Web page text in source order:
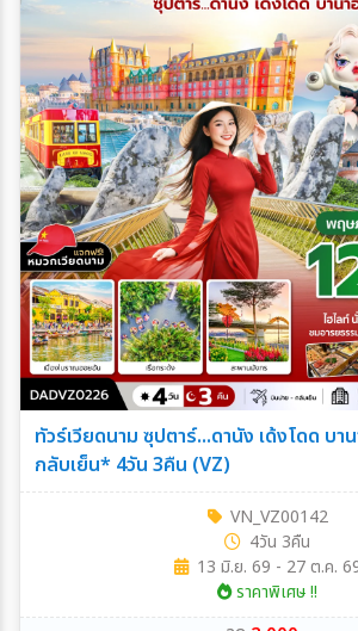
ทัวร์เวียดนาม ซุปตาร์...ดานัง เด้งโดด บ
กลับเย็น* 4วัน 3คืน (VZ)
VN_VZ00142
4วัน 3คืน
13 มิ.ย. 69 - 27 ต.ค.
ราคาพิเศษ !!